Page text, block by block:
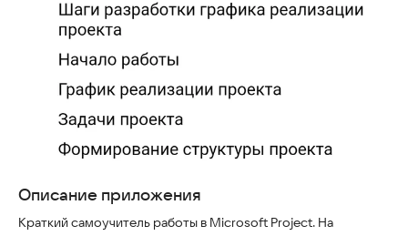
Описание приложения
Краткий самоучитель работы в Microsoft Project. На